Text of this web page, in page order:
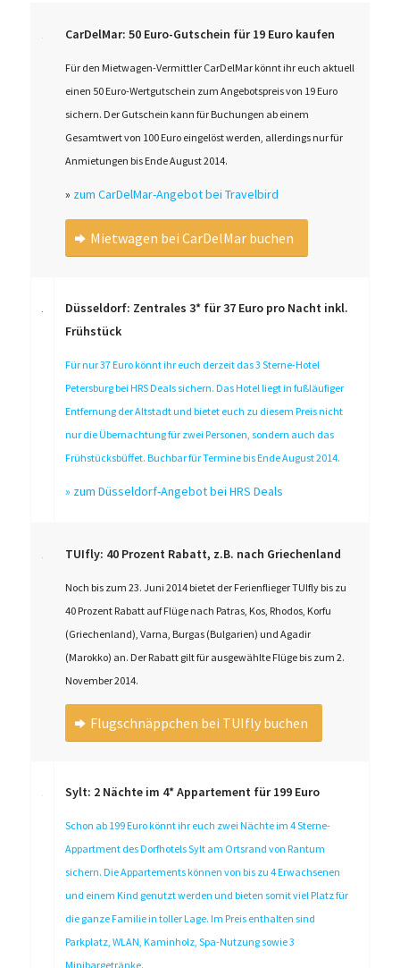
CarDelMar: 50 Euro-Gutschein für 19 Euro kaufen
Für den Mietwagen-Vermittler CarDelMar könnt ihr euch aktuell
einen 50 Euro-Wertgutschein zum Angebotspreis von 19 Euro
sichern. Der Gutschein kann für Buchungen ab einem
Gesamtwert von 100 Euro eingelöst werden, allerdings nur für
Anmietungen bis Ende August 2014.
» zum CarDelMar-Angebot bei Travelbird
Mietwagen bei CarDelMar buchen
Düsseldorf: Zentrales 3* für 37 Euro pro Nacht inkl.
Frühstück
Für nur 37 Euro könnt ihr euch derzeit das 3 Sterne-Hotel
Petersburg bei HRS Deals sichern. Das Hotel liegt in fußläufiger
Entfernung der Altstadt und bietet euch zu diesem Preis nicht
nur die Übernachtung für zwei Personen, sondern auch das
Frühstücksbüffet. Buchbar für Termine bis Ende August 2014.
» zum Düsseldorf-Angebot bei HRS Deals
TUIfly: 40 Prozent Rabatt, z.B. nach Griechenland
Noch bis zum 23. Juni 2014 bietet der Ferienflieger TUIfly bis zu
40 Prozent Rabatt auf Flüge nach Patras, Kos, Rhodos, Korfu
(Griechenland), Varna, Burgas (Bulgarien) und Agadir
(Marokko) an. Der Rabatt gilt für ausgewählte Flüge bis zum 2.
November 2014.
Flugschnäppchen bei TUIfly buchen
Sylt: 2 Nächte im 4* Appartement für 199 Euro
Schon ab 199 Euro könnt ihr euch zwei Nächte im 4 Sterne-
Appartment des Dorfhotels Sylt am Ortsrand von Rantum
sichern. Die Appartements können von bis zu 4 Erwachsenen
und einem Kind genutzt werden und bieten somit viel Platz für
die ganze Familie in toller Lage. Im Preis enthalten sind
Parkplatz, WLAN, Kaminholz, Spa-Nutzung sowie 3
Minibargetränke.